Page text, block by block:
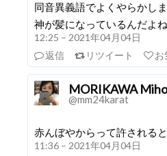
同音異義語でよくやらかし
神が髪になっているんだよね
12:25 – 2021年04月04日
返信
リツイート お
MORIKAWA Miho
@mm24karat
赤んぼやからって許される
11:36 – 2021年04月04日